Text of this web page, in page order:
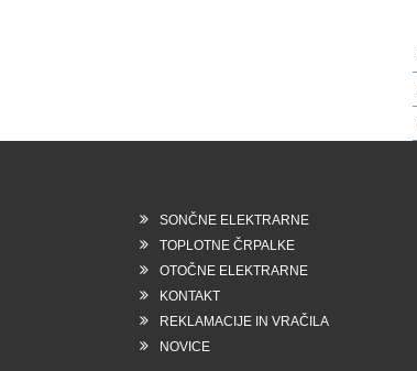
SONČNE ELEKTRARNE
TOPLOTNE ČRPALKE
OTOČNE ELEKTRARNE
KONTAKT
REKLAMACIJE IN VRAČILA
NOVICE